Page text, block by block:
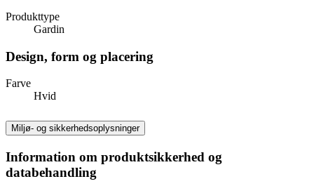
Produkttype
Gardin
Design, form og placering
Farve
Hvid
Miljø- og sikkerhedsoplysninger
Information om produktsikkerhed og
databehandling